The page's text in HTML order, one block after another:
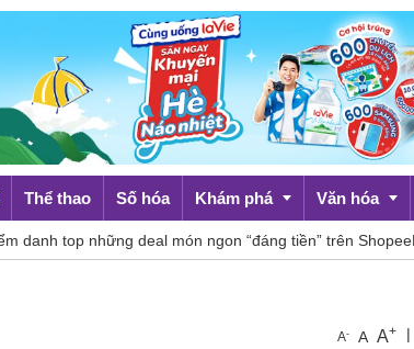
Thể thao Số hóa Khám phá Văn hóa
top những deal món ngon “đáng tiền” trên ShopeeFood
A- A A+ |